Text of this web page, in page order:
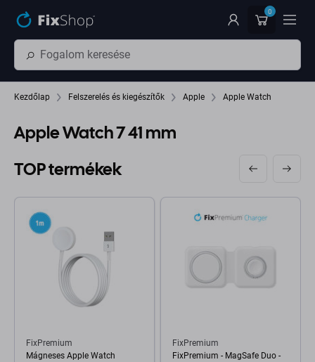
0
Kezdőlap Felszerelés és kiegészítők Apple Apple Watch
Apple Watch 7 41 mm
TOP termékek
FixPremium
Mágneses Apple Watch
FixPremium
FixPremium - MagSafe Duo -